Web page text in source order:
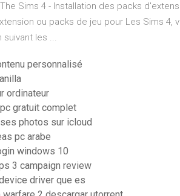
Sims 4 - Installation des packs
ou packs de jeu pour Les Sims
suivant les ...
personnalisé
ordinateur
gratuit complet
photos sur icloud
pc arabe
windows 10
3 campaign review
driver que es